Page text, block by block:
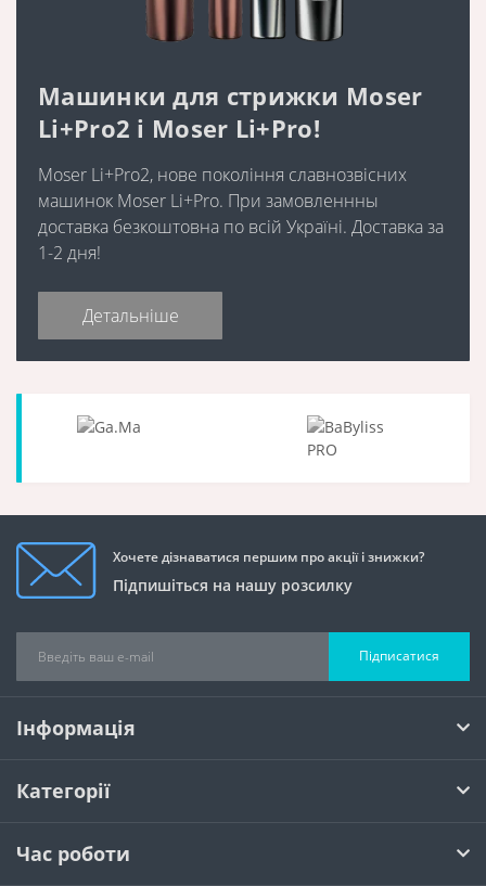
Машинки для стрижки Moser
Li+Pro2 і Moser Li+Pro!
Moser Li+Pro2, нове покоління славнозвісних
машинок Moser Li+Pro. При замовленнны
доставка безкоштовна по всій Україні. Доставка за
1-2 дня!
Детальніше
Хочете дізнаватися першим про акції і знижки?
Підпишіться на нашу розсилку
Підписатися
Інформація
Категорії
Час роботи